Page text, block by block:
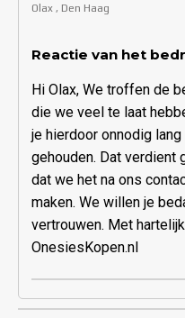
Olax , Den Haag
Reactie van het
Hi Olax, We troffen de
die we veel te laat
je hierdoor onnodig
gehouden. Dat verdient
dat we het na ons
maken. We willen je
vertrouwen. Met
OnesiesKopen.nl